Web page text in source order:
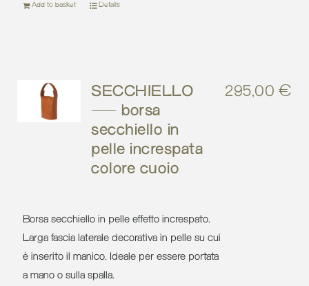
Add to basket Details
SECCHIELLO
– borsa
secchiello in
pelle increspata
colore cuoio
295,00€
Borsa secchiello in pelle effetto increspato.
Larga fascia laterale decorativa in pelle su cui
è inserito il manico. Ideale per essere portata
a mano o sulla spalla.